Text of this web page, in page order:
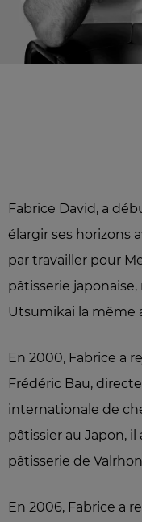
Fabrice David, a
élargir ses horizons
par travailler pour
pâtisserie
Utsumikai la même
En 2000, Fabrice a
Frédéric Bau,
internationale de
pâtissier au Japon,
pâtisserie de
En 2006, Fabrice a